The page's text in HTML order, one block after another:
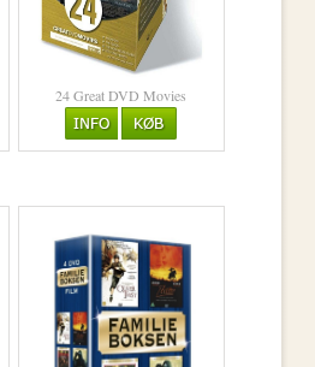
24 Great DVD Movies